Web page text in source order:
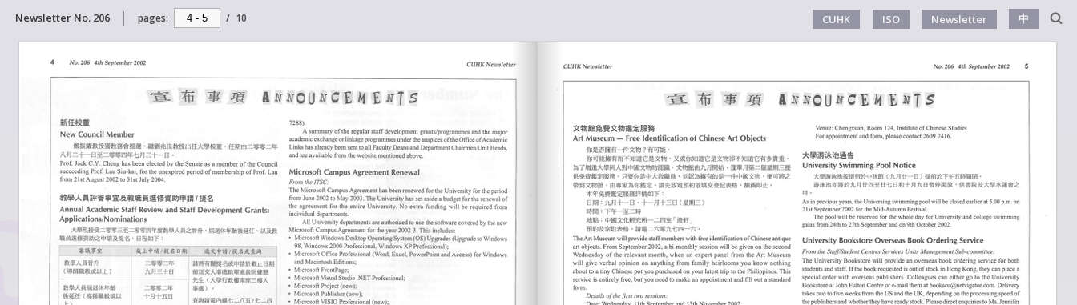
Newsletter No. 206 pages: / 10 CUHK ISO Newsletter 中